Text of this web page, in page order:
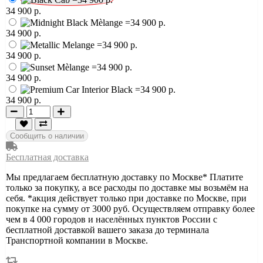
34 900 р.
34 900 р.
34 900 р.
34 900 р.
34 900 р.
Сообщить о наличии
Бесплатная доставка
Мы предлагаем бесплатную доставку по Москве* Платите
только за покупку, а все расходы по доставке мы возьмём на
себя. *акция действует только при доставке по Москве, при
покупке на сумму от 3000 руб. Осуществляем отправку более
чем в 4 000 городов и населённых пунктов России с
бесплатной доставкой вашего заказа до терминала
Транспортной компании в Москве.